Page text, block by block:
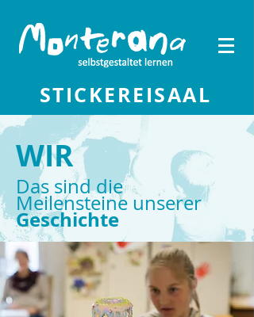
STICKEREISAAL
WIR
Das sind die
Meilensteine unserer
Geschichte